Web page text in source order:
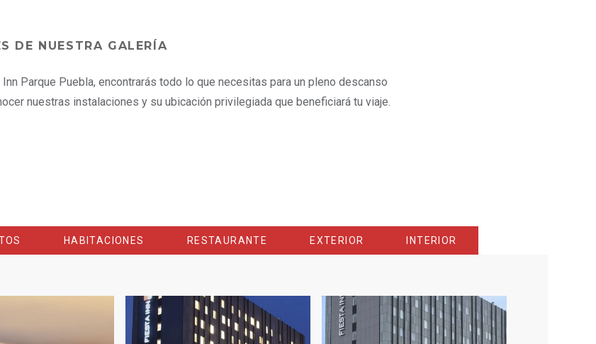
DE NUESTRA GALERÍA
Parque Puebla, encontrarás todo lo que necesitas para un pleno descanso
nuestras instalaciones y su ubicación privilegiada que beneficiará tu viaje.
HABITACIONES RESTAURANTE EXTERIOR INTERIOR